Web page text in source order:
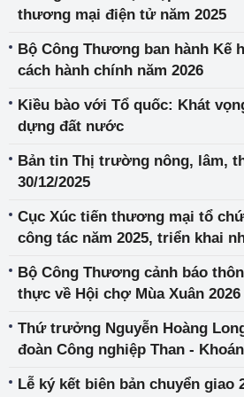
thương mại điện tử năm 2025
Bộ Công Thương ban hành Kế
cách hành chính năm 2026
Kiều bào với Tổ quốc: Khát
dựng đất nước
Bản tin Thị trường nông, lâm,
30/12/2025
Cục Xúc tiến thương mại tổ
công tác năm 2025, triển khai
Bộ Công Thương cảnh báo
thực về Hội chợ Mùa Xuân 2026
Thứ trưởng Nguyễn Hoàng
đoàn Công nghiệp Than -
Lễ ký kết biên bản chuyển giao